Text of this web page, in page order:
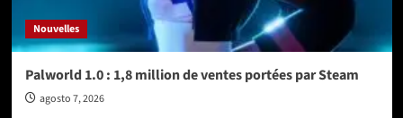
Nouvelles
Palworld 1.0 : 1,8 million de ventes portées par Steam
agosto 7, 2026